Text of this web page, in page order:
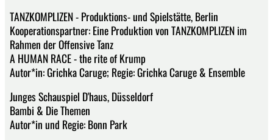
TANZKOMPLIZEN - Produktions- und Spielstätte, Berlin
Kooperationspartner: Eine Produktion von TANZKOMPLIZEN im
Rahmen der Offensive Tanz
A HUMAN RACE - the rite of Krump
Autor*in: Grichka Caruge; Regie: Grichka Caruge & Ensemble
Junges Schauspiel D'haus, Düsseldorf
Bambi & Die Themen
Autor*in und Regie: Bonn Park